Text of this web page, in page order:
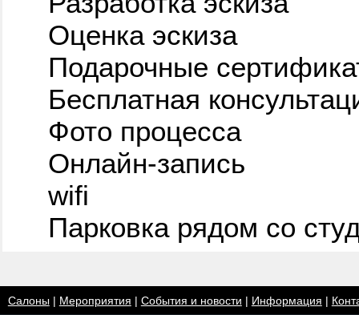
Оценка эскиза
Подарочные
Бесплатная
Фото процесса
Онлайн-запись
wifi
Парковка рядом со
Салоны| Мероприятия | События и новости | Информация |